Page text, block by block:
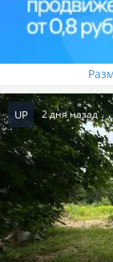
UP 2 дня назад